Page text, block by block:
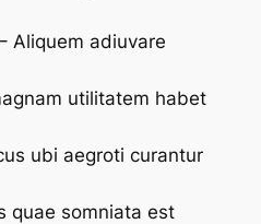
Aliquem adiuvare
utilitatem habet
ubi aegroti curantur
quae somniata est